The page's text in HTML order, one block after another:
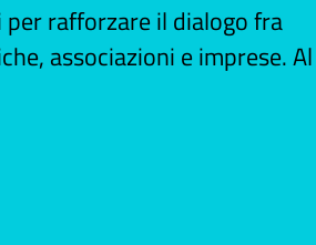
rafforzare il dialogo fra
associazioni e imprese.